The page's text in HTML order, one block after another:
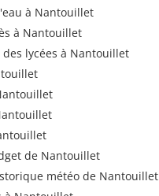
à Nantouillet
à Nantouillet
des lycées à Nantouillet
de Nantouillet
météo de Nantouillet